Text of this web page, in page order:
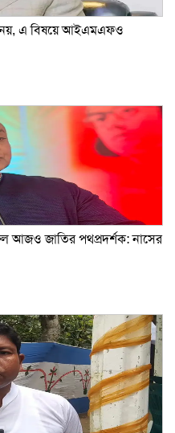
নয়, এ বিষয়ে আইএমএফও
আজও জাতির পথপ্রদর্শক: নাসের